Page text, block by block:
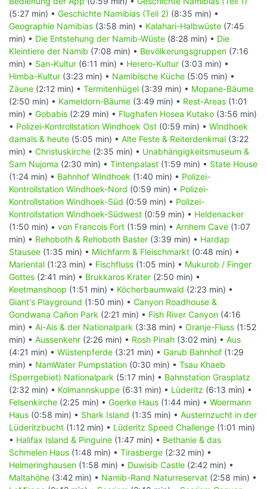
(5:27 min) • Geschichte Namibias (Teil 2) (8:35 min) •
Geographie Namibias (3:58 min) • Kalahari-Halbwüste (7:45
min) • Die Entstehung der Namib-Wüste (8:28 min) • Die
Kleintiere der Namib (7:08 min) • Bevölkerungsgruppen (7:16
min) • San-Kultur (6:11 min) • Herero-Kultur (3:03 min) •
Himba-Kultur (3:23 min) • Namibische Küche (5:05 min) •
Zäune (2:12 min) • Termitenhügel (3:39 min) • Mopane-Bäume
(2:50 min) • Kameldorn-Bäume (3:49 min) • Rest-Areas (1:01
min) • Gobabis (2:29 min) • Flughafen Hosea Kutako (3:56 min)
• Polizei-Kontrollstation Windhoek Ost (0:59 min) • Windhoek
damals & heute (5:05 min) • Alte Feste & Reiterdenkmal (3:22
min) • Christuskirche (2:35 min) • Unabhängigkeitsmuseum &
Sam Nujoma (2:30 min) • Tintenpalast (1:59 min) • State House
(1:24 min) • Bahnhof Windhoek (1:40 min) • Polizei-
Kontrollstation Windhoek-Nord (0:59 min) • Polizei-
Kontrollstation Windhoek-Süd (0:59 min) • Polizei-
Kontrollstation Windhoek-Südwest (0:59 min) • Heldenacker
(1:50 min) • von Francois Fort (1:59 min) • Arnhem Cave (1:07
min) • Rehoboth & Rehoboth Baster (3:39 min) • Hardap
Stausee (1:35 min) • Milchfarm & Fleischmarkt (0:48 min) •
Mariental (1:23 min) • Fischfluss (1:05 min) • Mukurob / Finger
Gottes (2:41 min) • Brukkaros Krater (2:50 min) •
Keetmanshoop (1:51 min) • Köcherbaumwald (2:23 min) •
Giant's Playground (1:50 min) • Canyon Roadhouse &
Gondwana Cañon Park (2:21 min) • Fish River Canyon (4:16
min) • Ai-Ais & der Nationalpark (3:38 min) • Oranje-Fluss (1:52
min) • Aussenkehr (2:26 min) • Rosh Pinah (3:02 min) • Aus
(4:21 min) • Wüstenpferde (3:21 min) • Garub Bahnhof (1:29
min) • NamWater Pumpstation (0:30 min) • Tsau Khaeb
(Sperrgebiet) Nationalpark (5:17 min) • Bahnstation Grasplatz
(2:32 min) • Kolmannskuppe (6:31 min) • Lüderitz (6:13 min) •
Felsenkirche (2:25 min) • Goerke Haus (1:44 min) • Woermann
Haus (0:58 min) • Shark Island (1:35 min) • Austernzucht in der
Lüderitzbucht (1:12 min) • Lüderitz Speed Challenge (1:01 min)
• Halifax Island & Pinguine (1:47 min) • Bethanie & das
Schmelen Haus (1:48 min) • Tirasberge (2:32 min) •
Helmeringhausen (1:58 min) • Duwisib Castle (2:42 min) •
Maltahöhe (3:42 min) • Namib-Rand Naturreservat (2:58 min) •